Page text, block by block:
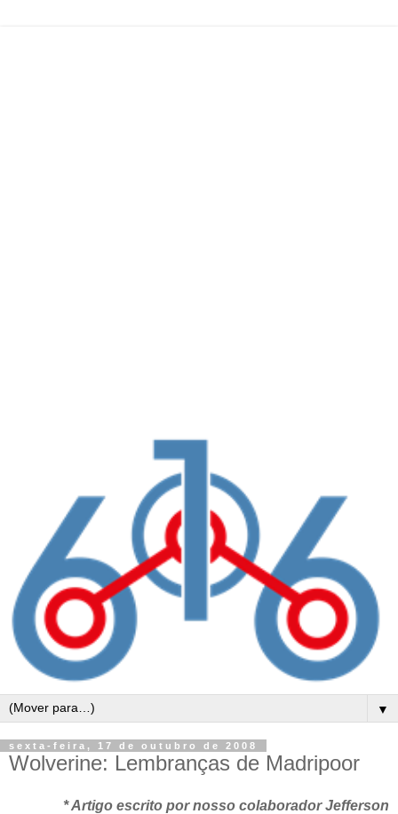
▼
sexta-feira, 17 de outubro de 2008
Wolverine: Lembranças de Madripoor
* Artigo escrito por nosso colaborador Jefferson